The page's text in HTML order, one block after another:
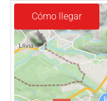
Cómo llegar